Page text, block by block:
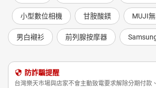
小型數位相機 甘胺酸鎂 MUJI
男白襯衫 前列腺按摩器
防詐騙提醒
台灣樂天市場與店家不會主動致電要求解除分期付款